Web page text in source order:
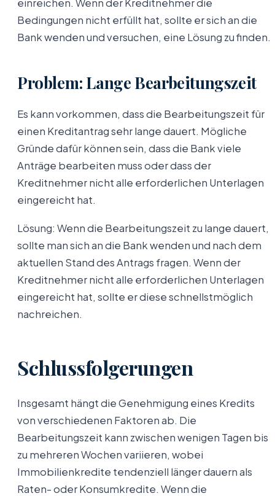
einreichen. Wenn der Kreditnehmer die
Bedingungen nicht erfüllt hat, sollte er sich an die
Bank wenden und versuchen, eine Lösung zu finden.
Problem: Lange Bearbeitungszeit
Es kann vorkommen, dass die Bearbeitungszeit für
einen Kreditantrag sehr lange dauert. Mögliche
Gründe dafür können sein, dass die Bank viele
Anträge bearbeiten muss oder dass der
Kreditnehmer nicht alle erforderlichen Unterlagen
eingereicht hat.
Lösung: Wenn die Bearbeitungszeit zu lange dauert,
sollte man sich an die Bank wenden und nach dem
aktuellen Stand des Antrags fragen. Wenn der
Kreditnehmer nicht alle erforderlichen Unterlagen
eingereicht hat, sollte er diese schnellstmöglich
nachreichen.
Schlussfolgerungen
Insgesamt hängt die Genehmigung eines Kredits
von verschiedenen Faktoren ab. Die
Bearbeitungszeit kann zwischen wenigen Tagen bis
zu mehreren Wochen variieren, wobei
Immobilienkredite tendenziell länger dauern als
Raten- oder Konsumkredite. Wenn die